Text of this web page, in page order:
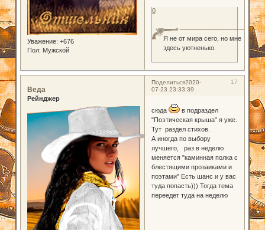
Уважение: +676
Пол: Мужской
Я не от мира сего, но мне
здесь уютненько.
0
Поделиться 17
2020-
07-23 23:33:39
Веда
Рейнджер
сюда
в подраздел
"Поэтическая крыша" я уже.
Тут раздел стихов.
А иногда по выбору
лучшего, раз в неделю
меняется "каминная полка с
блестящими прозаиками и
поэтами" Есть шанс и у вас
туда попасть))) Тогда тема
переедет туда на неделю